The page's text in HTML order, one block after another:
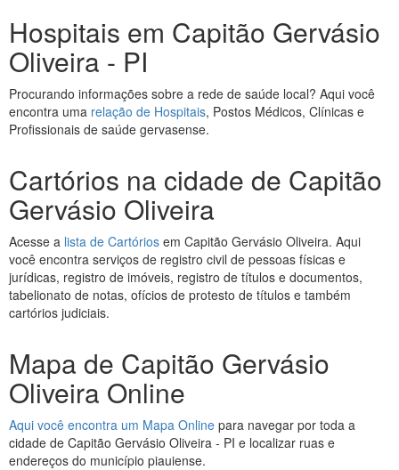
Hospitais em Capitão Gervásio
Oliveira - PI
Procurando informações sobre a rede de saúde local? Aqui você
encontra uma relação de Hospitais, Postos Médicos, Clínicas e
Profissionais de saúde gervasense.
Cartórios na cidade de Capitão
Gervásio Oliveira
Acesse a lista de Cartórios em Capitão Gervásio Oliveira. Aqui
você encontra serviços de registro civil de pessoas físicas e
jurídicas, registro de imóveis, registro de títulos e documentos,
tabelionato de notas, ofícios de protesto de títulos e também
cartórios judiciais.
Mapa de Capitão Gervásio
Oliveira Online
Aqui você encontra um Mapa Online para navegar por toda a
cidade de Capitão Gervásio Oliveira - PI e localizar ruas e
endereços do município piauiense.